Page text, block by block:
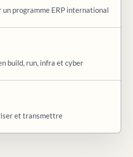
un programme ERP international
build, run, infra et cyber
et transmettre